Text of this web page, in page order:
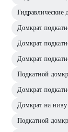
Гидравлические
Домкрат
Домкрат
Домкрат
Подкатной
Домкрат
Домкрат на
Подкатной